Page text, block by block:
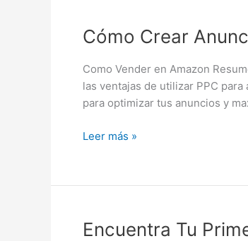
Cómo Crear
Como Vender en Amazon
las ventajas de utilizar PPC
para optimizar tus anuncios y
Cómo
Anuncios
PPC
en
Guía
Leer más »
Encuentra Tu
Encuentra